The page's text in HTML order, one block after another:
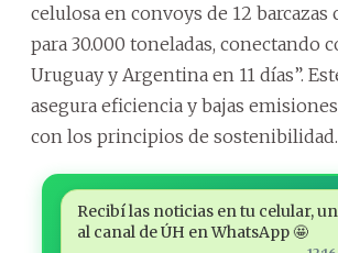
celulosa en convoys de 12 barcazas
para 30.000 toneladas, conectando
Uruguay y Argentina en 11 días”.
asegura eficiencia y bajas
con los principios de sostenibilidad.
Recibí las noticias en tu celular,
al canal de ÚH en WhatsApp 🤩